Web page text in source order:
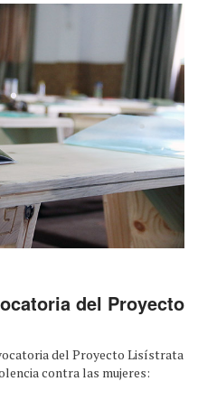
del Proyecto
del Proyecto Lisístrata
contra las mujeres: